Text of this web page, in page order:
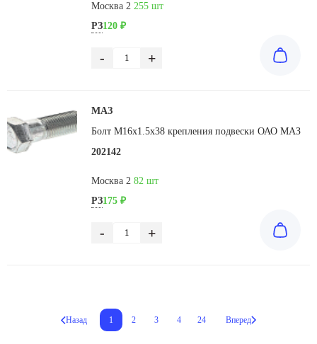
Москва 2 255 шт
РЗ120 ₽
- +
МАЗ
Болт М16х1.5х38 крепления подвески ОАО МАЗ
202142
Москва 2 82 шт
РЗ175 ₽
- +
Назад 1 2 3 4 24 Вперед